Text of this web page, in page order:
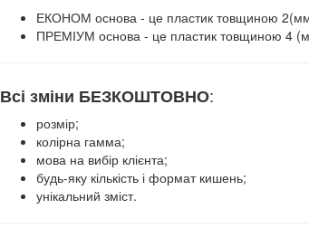
ЕКОНОМ основа - це пластик товщиною
ПРЕМІУМ основа - це пластик товщиною 4
Всі зміни БЕЗКОШТОВНО:
розмір;
колірна гамма;
мова на вибір клієнта;
будь-яку кількість і формат кишень;
унікальний зміст.